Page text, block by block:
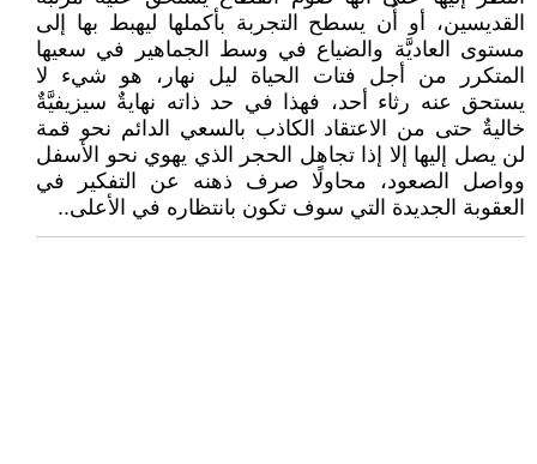
القديسين، أو أُن يسطح التجربة بأكملها ليهبط بها إلى
مستوى العاديَّة والضياع في وسط الجماهير في سعيها
المتكرر من أجل فتات الحياة ليل نهار، هو شيء لا
يستحق عنه رثاء أحد، فهذا في حد ذاته نهايةٌ سيزيفيَّةٌ
خاليةٌ حتى من الاعتقاد الكاذب بالسعي الدائم نحو قمة
لن يصل إليها إلا إذا تجاهل الحجر الذي يهوي نحو الأسفل
وواصل الصعود، محاولًا صرف ذهنه عن التفكير في
العقوبة الجديدة التي سوف تكون بانتظاره في الأعلى..